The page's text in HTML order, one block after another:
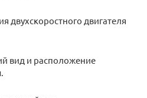
двухскоростного двигателя
вид и расположение